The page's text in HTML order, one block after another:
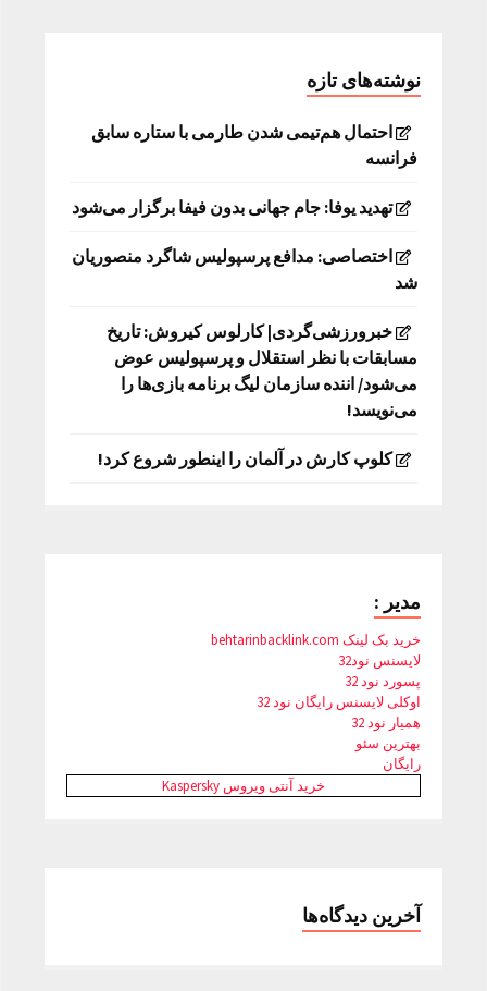
نوشته‌های تازه
احتمال هم‌تیمی شدن طارمی با ستاره سابق
فرانسه
تهدید یوفا: جام جهانی بدون فیفا برگزار می‌شود
اختصاصی: مدافع پرسپولیس شاگرد منصوریان
شد
خبرورزشی‌گردی| کارلوس کیروش: تاریخ
مسابقات با نظر استقلال و پرسپولیس عوض
می‌شود/ اننده سازمان لیگ برنامه بازی‌ها را
می‌نویسد!
کلوپ کارش در آلمان را اینطور شروع کرد!
مدیر :
خرید بک لینک behtarinbacklink.com
لایسنس نود32
پسورد نود 32
اوکلی لایسنس رایگان نود 32
همیار نود 32
بهترین سئو
رایگان
خرید آنتی ویروس Kaspersky
آخرین دیدگاه‌ها